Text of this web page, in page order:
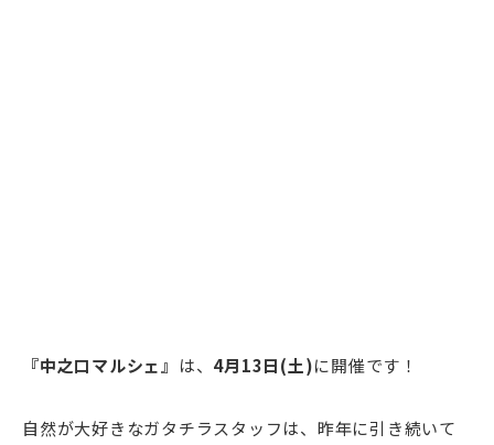
『中之口マルシェ』 は、 4月13日(土)に開催です！
自然が大好きなガタチラスタッフは、昨年に引き続いて